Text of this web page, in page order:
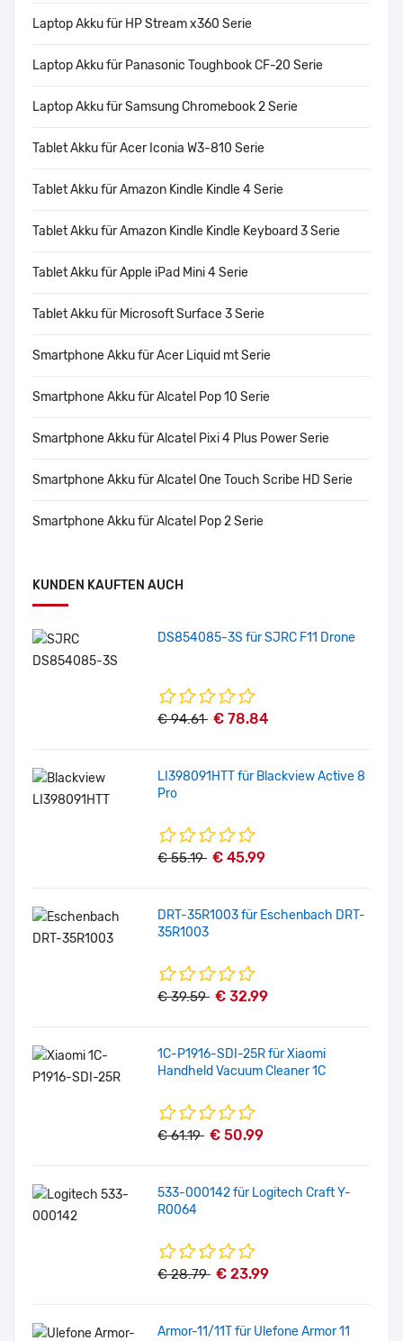
Laptop Akku für HP Stream x360 Serie
Laptop Akku für Panasonic Toughbook CF-20 Serie
Laptop Akku für Samsung Chromebook 2 Serie
Tablet Akku für Acer Iconia W3-810 Serie
Tablet Akku für Amazon Kindle Kindle 4 Serie
Tablet Akku für Amazon Kindle Kindle Keyboard 3 Serie
Tablet Akku für Apple iPad Mini 4 Serie
Tablet Akku für Microsoft Surface 3 Serie
Smartphone Akku für Acer Liquid mt Serie
Smartphone Akku für Alcatel Pop 10 Serie
Smartphone Akku für Alcatel Pixi 4 Plus Power Serie
Smartphone Akku für Alcatel One Touch Scribe HD Serie
Smartphone Akku für Alcatel Pop 2 Serie
KUNDEN KAUFTEN AUCH
DS854085-3S für SJRC F11 Drone
€ 94.61 € 78.84
LI398091HTT für Blackview Active 8
Pro
€ 55.19 € 45.99
DRT-35R1003 für Eschenbach DRT-
35R1003
€ 39.59 € 32.99
1C-P1916-SDI-25R für Xiaomi
Handheld Vacuum Cleaner 1C
€ 61.19 € 50.99
533-000142 für Logitech Craft Y-
R0064
€ 28.79 € 23.99
Armor-11/11T für Ulefone Armor 11